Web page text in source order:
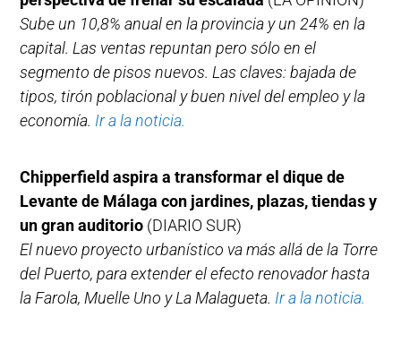
Sube un 10,8% anual en la provincia y un 24% en la
capital. Las ventas repuntan pero sólo en el
segmento de pisos nuevos. Las claves: bajada de
tipos, tirón poblacional y buen nivel del empleo y la
economía. Ir a la noticia.
Chipperfield aspira a transformar el dique de
Levante de Málaga con jardines, plazas, tiendas y
un gran auditorio (DIARIO SUR)
El nuevo proyecto urbanístico va más allá de la Torre
del Puerto, para extender el efecto renovador hasta
la Farola, Muelle Uno y La Malagueta. Ir a la noticia.